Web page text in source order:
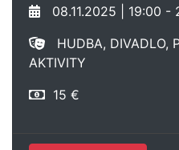
08.11.2025 | 19:00 -
HUDBA, DIVADLO,
AKTIVITY
15 €